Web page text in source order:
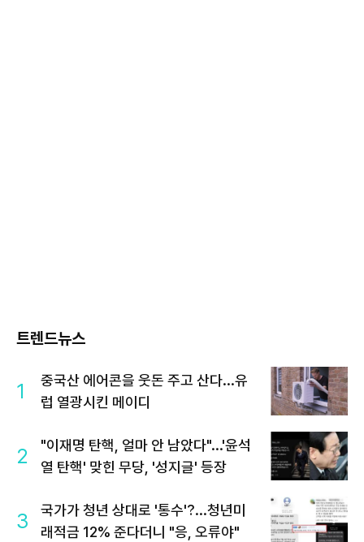
트렌드뉴스
1
중국산 에어콘을 웃돈 주고 산다...유
럽 열광시킨 메이디
2
"이재명 탄핵, 얼마 안 남았다"...'윤석
열 탄핵' 맞힌 무당, '성지글' 등장
3
국가가 청년 상대로 '통수'?...청년미
래적금 12% 준다더니 "응, 오류야"